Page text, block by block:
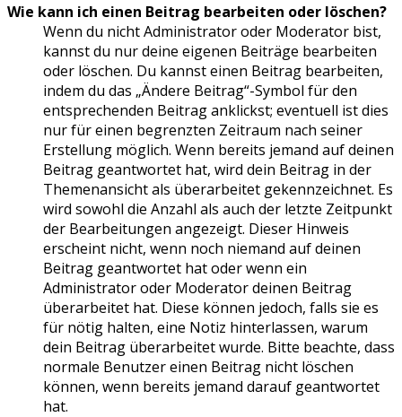
Wie kann ich einen Beitrag bearbeiten oder löschen?
Wenn du nicht Administrator oder Moderator bist,
kannst du nur deine eigenen Beiträge bearbeiten
oder löschen. Du kannst einen Beitrag bearbeiten,
indem du das „Ändere Beitrag“-Symbol für den
entsprechenden Beitrag anklickst; eventuell ist dies
nur für einen begrenzten Zeitraum nach seiner
Erstellung möglich. Wenn bereits jemand auf deinen
Beitrag geantwortet hat, wird dein Beitrag in der
Themenansicht als überarbeitet gekennzeichnet. Es
wird sowohl die Anzahl als auch der letzte Zeitpunkt
der Bearbeitungen angezeigt. Dieser Hinweis
erscheint nicht, wenn noch niemand auf deinen
Beitrag geantwortet hat oder wenn ein
Administrator oder Moderator deinen Beitrag
überarbeitet hat. Diese können jedoch, falls sie es
für nötig halten, eine Notiz hinterlassen, warum
dein Beitrag überarbeitet wurde. Bitte beachte, dass
normale Benutzer einen Beitrag nicht löschen
können, wenn bereits jemand darauf geantwortet
hat.